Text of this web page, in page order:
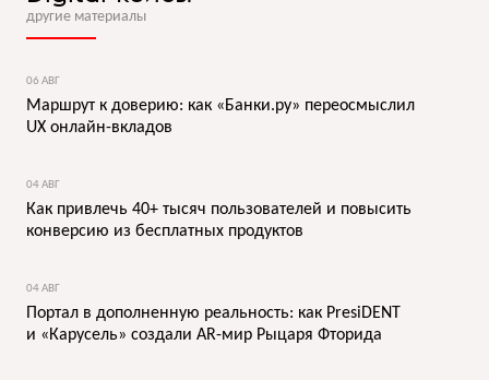
другие материалы
06 АВГ
Маршрут к доверию: как «Банки.ру» переосмыслил
UX онлайн-вкладов
04 АВГ
Как привлечь 40+ тысяч пользователей и повысить
конверсию из бесплатных продуктов
04 АВГ
Портал в дополненную реальность: как PresiDENT
и «Карусель» создали AR-мир Рыцаря Фторида